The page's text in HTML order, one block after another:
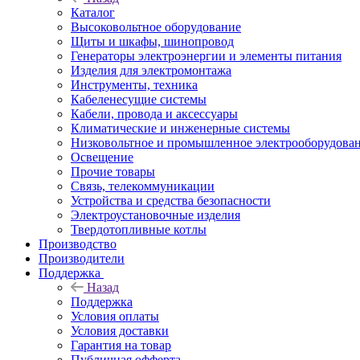
Каталог
Высоковольтное оборудование
Щиты и шкафы, шинопровод
Генераторы электроэнергии и элементы питания
Изделия для электромонтажа
Инструменты, техника
Кабеленесущие системы
Кабели, провода и аксессуары
Климатические и инженерные системы
Низковольтное и промышленное
Освещение
Прочие товары
Связь, телекоммуникации
Устройства и средства безопасности
Электроустановочные изделия
Твердотопливные котлы
Производство
Производители
Поддержка
Назад
Поддержка
Условия оплаты
Условия доставки
Гарантия на товар